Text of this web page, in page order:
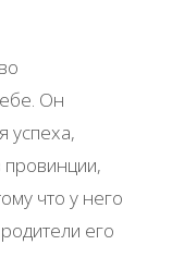
Он
успеха,
провинции,
что у него
его